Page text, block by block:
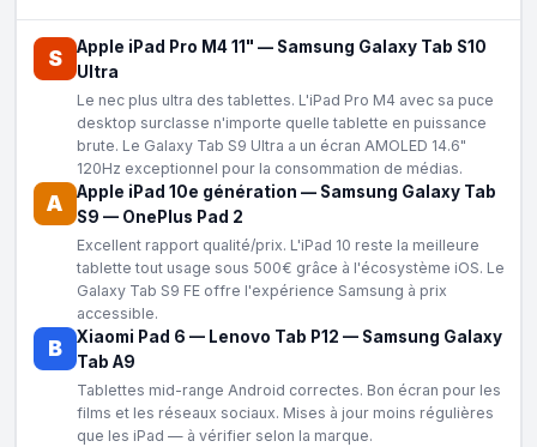
S Apple iPad Pro M4 11" — Samsung Galaxy Tab S10
Ultra
Le nec plus ultra des tablettes. L'iPad Pro M4 avec sa puce
desktop surclasse n'importe quelle tablette en puissance
brute. Le Galaxy Tab S9 Ultra a un écran AMOLED 14.6"
120Hz exceptionnel pour la consommation de médias.
A Apple iPad 10e génération — Samsung Galaxy Tab
S9 — OnePlus Pad 2
Excellent rapport qualité/prix. L'iPad 10 reste la meilleure
tablette tout usage sous 500€ grâce à l'écosystème iOS. Le
Galaxy Tab S9 FE offre l'expérience Samsung à prix
accessible.
B Xiaomi Pad 6 — Lenovo Tab P12 — Samsung Galaxy
Tab A9
Tablettes mid-range Android correctes. Bon écran pour les
films et les réseaux sociaux. Mises à jour moins régulières
que les iPad — à vérifier selon la marque.